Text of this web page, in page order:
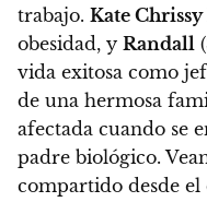
trabajo. Kate
obesidad, y Randall (
vida exitosa como
de una hermosa
afectada cuando se
padre biológico.
compartido desde el